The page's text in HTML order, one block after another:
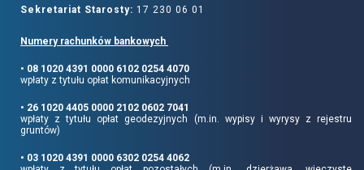
Sekretariat Starosty: 17 230 06 01
Numery rachunków bankowych
• 08 1020 4391 0000 6102 0254 4070
wpłaty z tytułu opłat komunikacyjnych
• 26 1020 4405 0000 2102 0602 7041
wpłaty z tytułu opłat geodezyjnych (m.in. wypisy i wyrysy z rejestru
gruntów)
• 03 1020 4391 0000 6302 0254 4062